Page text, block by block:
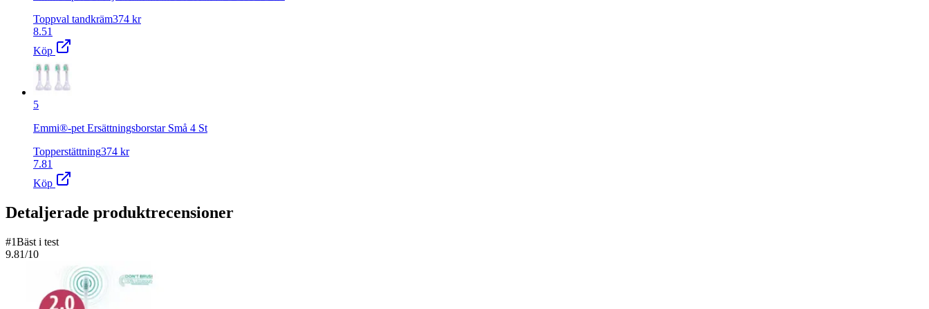
Toppval tandkräm374 kr
8.51
Köp
5
Emmi®-pet Ersättningsborstar Små 4 St
Topperstättning374 kr
7.81
Köp
Detaljerade produktrecensioner
#1Bäst i test
9.81/10